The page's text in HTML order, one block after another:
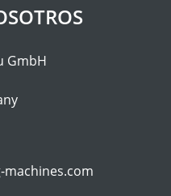
GmbH
machines.com